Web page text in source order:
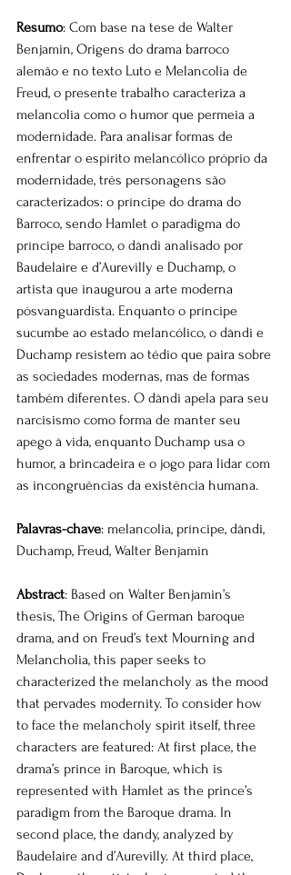
Resumo: Com base na tese de Walter
Benjamin, Origens do drama barroco
alemão e no texto Luto e Melancolia de
Freud, o presente trabalho caracteriza a
melancolia como o humor que permeia a
modernidade. Para analisar formas de
enfrentar o espírito melancólico próprio da
modernidade, três personagens são
caracterizados: o príncipe do drama do
Barroco, sendo Hamlet o paradigma do
príncipe barroco, o dândi analisado por
Baudelaire e d’Aurevilly e Duchamp, o
artista que inaugurou a arte moderna
pósvanguardista. Enquanto o príncipe
sucumbe ao estado melancólico, o dândi e
Duchamp resistem ao tédio que paira sobre
as sociedades modernas, mas de formas
também diferentes. O dândi apela para seu
narcisismo como forma de manter seu
apego à vida, enquanto Duchamp usa o
humor, a brincadeira e o jogo para lidar com
as incongruências da existência humana.
Palavras-chave: melancolia, príncipe, dândi,
Duchamp, Freud, Walter Benjamin
Abstract: Based on Walter Benjamin’s
thesis, The Origins of German baroque
drama, and on Freud’s text Mourning and
Melancholia, this paper seeks to
characterized the melancholy as the mood
that pervades modernity. To consider how
to face the melancholy spirit itself, three
characters are featured: At first place, the
drama’s prince in Baroque, which is
represented with Hamlet as the prince’s
paradigm from the Baroque drama. In
second place, the dandy, analyzed by
Baudelaire and d’Aurevilly. At third place,